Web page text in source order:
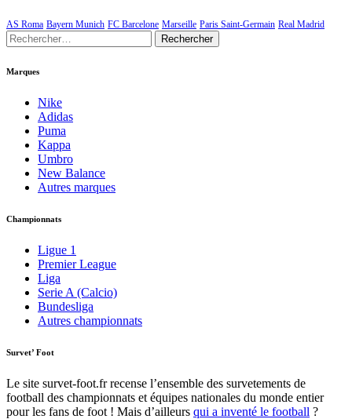
AS Roma Bayern Munich FC Barcelone Marseille Paris Saint-Germain Real Madrid
Rechercher :
Marques
Nike
Adidas
Puma
Kappa
Umbro
New Balance
Autres marques
Championnats
Ligue 1
Premier League
Liga
Serie A (Calcio)
Bundesliga
Autres championnats
Survet’ Foot
Le site survet-foot.fr recense l’ensemble des survetements de
football des championnats et équipes nationales du monde entier
pour les fans de foot ! Mais d’ailleurs qui a inventé le football ?​